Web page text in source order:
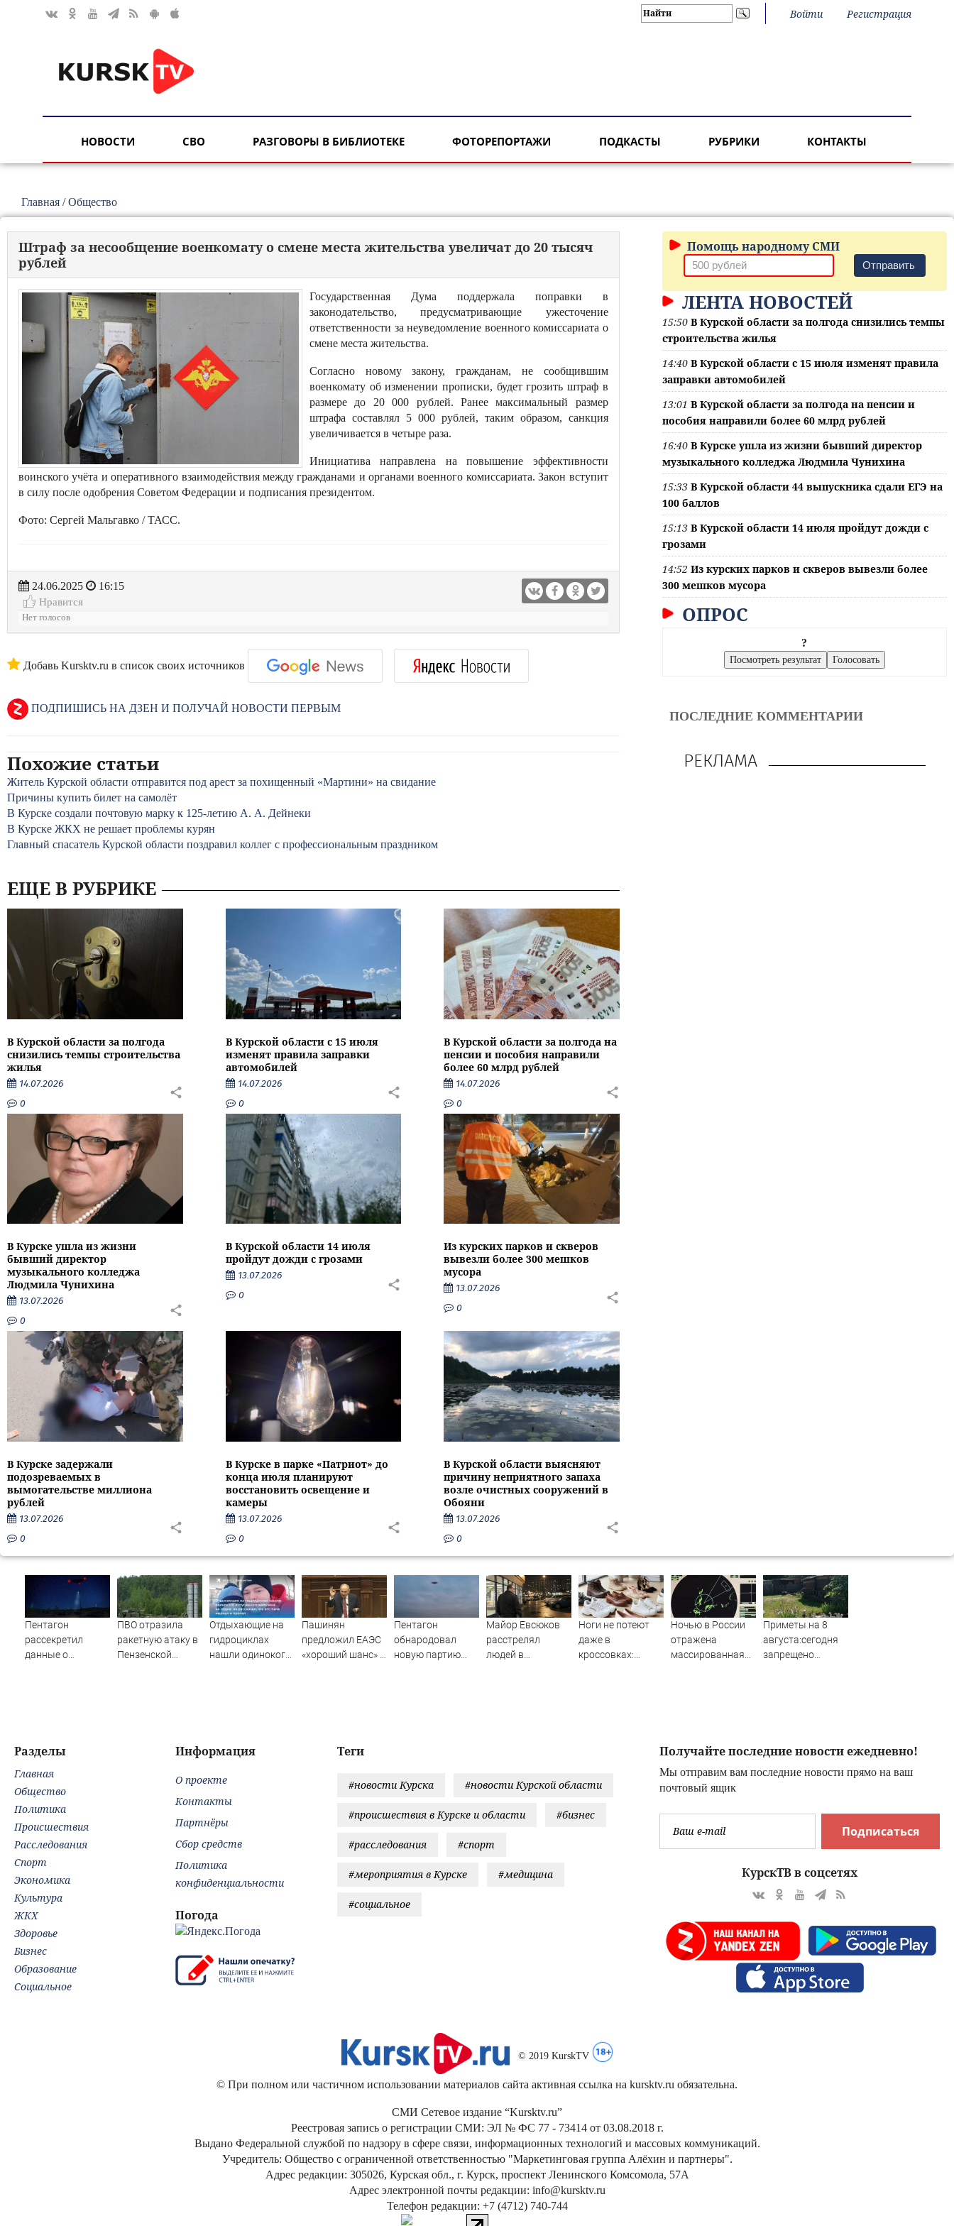
Войти Регистрация
НОВОСТИ СВО РАЗГОВОРЫ В БИБЛИОТЕКЕ ФОТОРЕПОРТАЖИ ПОДКАСТЫ РУБРИКИ КОНТАКТЫ
Главная /Общество
Штраф за несообщение военкомату о смене места жительства увеличат до 20 тысяч
рублей
Государственная Дума поддержала поправки в
законодательство, предусматривающие ужесточение
ответственности за неуведомление военного комиссариата о
смене места жительства.
Согласно новому закону, гражданам, не сообщившим
военкомату об изменении прописки, будет грозить штраф в
размере до 20 000 рублей. Ранее максимальный размер
штрафа составлял 5 000 рублей, таким образом, санкция
увеличивается в четыре раза.
Инициатива направлена на повышение эффективности
воинского учёта и оперативного взаимодействия между гражданами и органами военного комиссариата. Закон вступит
в силу после одобрения Советом Федерации и подписания президентом.
Фото: Сергей Мальгавко / ТАСС.
24.06.2025
16:15
Нравится
Нет голосов
Добавь Kursktv.ru в список своих источников
ПОДПИШИСЬ НА ДЗЕН И ПОЛУЧАЙ НОВОСТИ ПЕРВЫМ
Похожие статьи
Житель Курской области отправится под арест за похищенный «Мартини» на свидание
Причины купить билет на самолёт
В Курске создали почтовую марку к 125-летию А. А. Дейнеки
В Курске ЖКХ не решает проблемы курян
Главный спасатель Курской области поздравил коллег с профессиональным праздником
ЕЩЕ В РУБРИКЕ
В Курской области за полгода
снизились темпы строительства
жилья
14.07.2026
0
В Курской области с 15 июля
изменят правила заправки
автомобилей
14.07.2026
0
В Курской области за полгода на
пенсии и пособия направили
более 60 млрд рублей
14.07.2026
0
В Курске ушла из жизни
бывший директор
музыкального колледжа
Людмила Чунихина
13.07.2026
0
В Курской области 14 июля
пройдут дожди с грозами
13.07.2026
0
Из курских парков и скверов
вывезли более 300 мешков
мусора
13.07.2026
0
В Курске задержали
подозреваемых в
вымогательстве миллиона
рублей
13.07.2026
0
В Курске в парке «Патриот» до
конца июля планируют
восстановить освещение и
камеры
13.07.2026
0
В Курской области выясняют
причину неприятного запаха
возле очистных сооружений в
Обояни
13.07.2026
0
Помощь народному СМИ
Отправить
ЛЕНТА НОВОСТЕЙ
15:50 В Курской области за полгода снизились темпы
строительства жилья
14:40 В Курской области с 15 июля изменят правила
заправки автомобилей
13:01 В Курской области за полгода на пенсии и
пособия направили более 60 млрд рублей
16:40 В Курске ушла из жизни бывший директор
музыкального колледжа Людмила Чунихина
15:33 В Курской области 44 выпускника сдали ЕГЭ на
100 баллов
15:13 В Курской области 14 июля пройдут дожди с
грозами
14:52 Из курских парков и скверов вывезли более
300 мешков мусора
ОПРОС
?
ПОСЛЕДНИЕ КОММЕНТАРИИ
РЕКЛАМА
Пентагон
рассекретил
данные о
ПВО отразила
ракетную атаку в
Пензенской
Отдыхающие на
гидроциклах
нашли одинокого
Пашинян
предложил ЕАЭС
«хороший шанс» »
Пентагон
обнародовал
новую партию
Майор Евсюков
расстрелял
людей в
Ноги не потеют
даже в
кроссовках:
Ночью в России
отражена
массированная
Приметы на 8
августа:сегодня
запрещено
Получайте последние новости ежедневно!
Мы отправим вам последние новости прямо на ваш
почтовый ящик
Подписаться
КурскТВ в соцсетях
Теги
#новости Курска #новости Курской области
#происшествия в Курске и области #бизнес
#расследования #спорт
#мероприятия в Курске #медицина
#социальное
Разделы
Главная
Общество
Политика
Происшествия
Расследования
Спорт
Экономика
Культура
ЖКХ
Здоровье
Бизнес
Образование
Социальное
Информация
О проекте
Контакты
Партнёры
Сбор средств
Политика
конфиденциальности
Погода
© 2019 KurskTV
© При полном или частичном использовании материалов сайта активная ссылка на kursktv.ru обязательна.
СМИ Сетевое издание “Kursktv.ru”
Реестровая запись о регистрации СМИ: ЭЛ № ФС 77 - 73414 от 03.08.2018 г.
Выдано Федеральной службой по надзору в сфере связи, информационных технологий и массовых коммуникаций.
Учредитель: Общество с ограниченной ответственностью "Маркетинговая группа Алёхин и партнеры".
Адрес редакции: 305026, Курская обл., г. Курск, проспект Ленинского Комсомола, 57А
Адрес электронной почты редакции: info@kursktv.ru
Телефон редакции: +7 (4712) 740-744